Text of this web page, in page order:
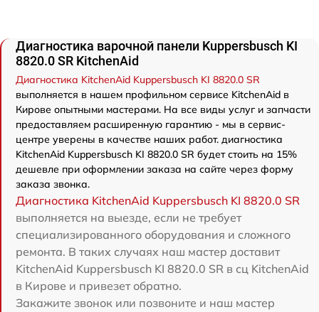
Диагностика варочной панели Kuppersbusch KI
8820.0 SR KitchenAid
Диагностика KitchenAid Kuppersbusch KI 8820.0 SR
выполняется в нашем профильном сервисе KitchenAid в
Кирове опытными мастерами. На все виды услуг и запчасти
предоставляем расширенную гарантию - мы в сервис-
центре уверены в качестве наших работ. диагностика
KitchenAid Kuppersbusch KI 8820.0 SR будет стоить на 15%
дешевле при оформлении заказа на сайте через форму
заказа звонка.
Диагностика KitchenAid Kuppersbusch KI 8820.0 SR
выполняется на выезде, если не требует
специализированного оборудования и сложного
ремонта. В таких случаях наш мастер доставит
KitchenAid Kuppersbusch KI 8820.0 SR в сц KitchenAid
в Кирове и привезет обратно.
Закажите звонок или позвоните и наш мастер